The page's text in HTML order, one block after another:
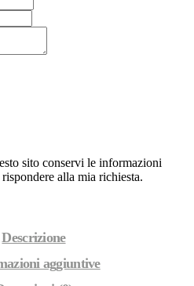
sito conservi le informazioni
alla mia richiesta.
Descrizione
aggiuntive